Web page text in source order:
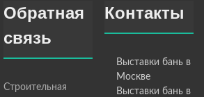
Обратная
связь
Строительная
Контакты
Выставки бань в
Москве
Выставки бань в